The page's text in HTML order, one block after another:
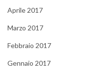
Aprile 2017
Marzo 2017
Febbraio 2017
Gennaio 2017